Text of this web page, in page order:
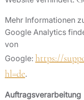
Mehr Informationen
Google Analytics
von
Google: https://
hl=de.
Auftragsverarbeitung